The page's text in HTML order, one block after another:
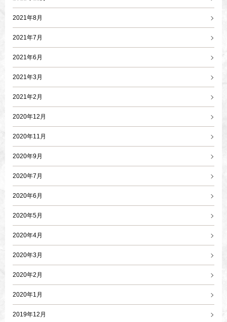
2021年8月
2021年7月
2021年6月
2021年3月
2021年2月
2020年12月
2020年11月
2020年9月
2020年7月
2020年6月
2020年5月
2020年4月
2020年3月
2020年2月
2020年1月
2019年12月